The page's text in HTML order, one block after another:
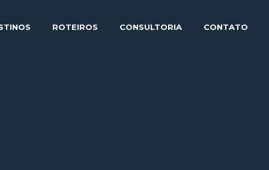
ROTEIROS CONSULTORIA CONTATO